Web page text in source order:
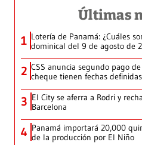
Últimas
1 Lotería de Panamá: ¿Cuáles
dominical del 9 de agosto de
2 CSS anuncia segundo pago
cheque tienen fechas definidas
3 El City se aferra a Rodri y
Barcelona
4 Panamá importará 20,000
de la producción por El Niño